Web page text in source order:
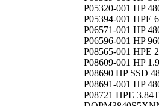
P05320-001 HP
P05394-001 HPE
P06571-001 HP
P06596-001 HP
P08565-001 HPE
P08609-001 HP
P08690 HP SSD
P08691-001 HP
P08721 HPE